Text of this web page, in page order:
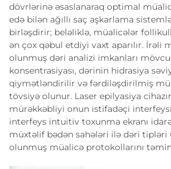
dövrlərinə əsaslanaraq optimal
edə bilən ağıllı saç aşkarlama
birləşdirir; beləliklə, müalicələr
ən çox qəbul etdiyi vaxt aparılır. İrəli
olunmuş dəri analizi imkanları
konsentrasiyası, dərinin hidrasiya
qiymətləndirilir və fərdiləşdirilmiş
tövsiyə olunur. Laser epilyasiya
mürəkkəbliyi onun istifadəçi
interfeys intuitiv toxunma ekranı
müxtəlif bədən sahələri ilə dəri tipləri
olunmuş müalicə protokollarını